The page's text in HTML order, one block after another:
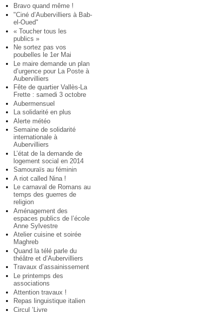
Bravo quand même !
"Ciné d’Aubervilliers à Bab-
el-Oued"
« Toucher tous les
publics »
Ne sortez pas vos
poubelles le 1er Mai
Le maire demande un plan
d’urgence pour La Poste à
Aubervilliers
Fête de quartier Vallès-La
Frette : samedi 3 octobre
Aubermensuel
La solidarité en plus
Alerte météo
Semaine de solidarité
internationale à
Aubervilliers
L’état de la demande de
logement social en 2014
Samouraïs au féminin
A riot called Nina !
Le carnaval de Romans au
temps des guerres de
religion
Aménagement des
espaces publics de l’école
Anne Sylvestre
Atelier cuisine et soirée
Maghreb
Quand la télé parle du
théâtre et d’Aubervilliers
Travaux d’assainissement
Le printemps des
associations
Attention travaux !
Repas linguistique italien
Circul ’Livre